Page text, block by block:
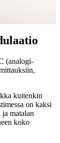
(analogi-
kuitenkin
on kaksi
matalan
koko